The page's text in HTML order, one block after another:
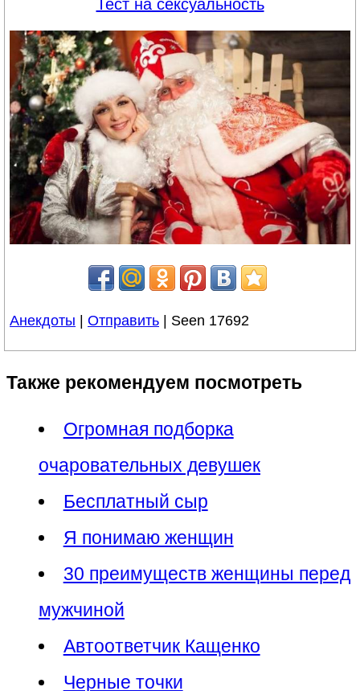
Тест на сексуальность
Анекдоты | Отправить | Seen 17692
Также рекомендуем посмотреть
Огромная подборка
очаровательных девушек
Бесплатный сыр
Я понимаю женщин
30 преимуществ женщины перед
мужчиной
Автоответчик Кащенко
Черные точки